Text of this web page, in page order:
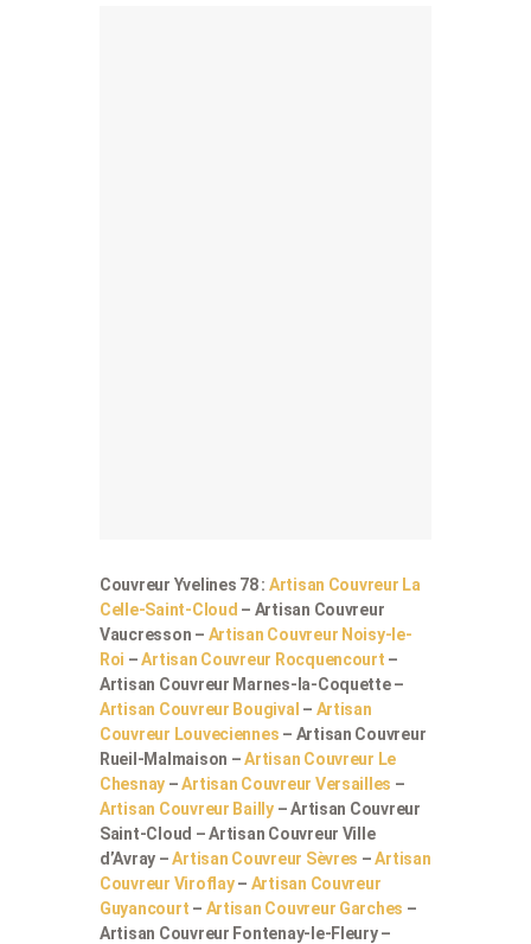
Couvreur Yvelines 78 : Artisan Couvreur La
Celle-Saint-Cloud – Artisan Couvreur
Vaucresson – Artisan Couvreur Noisy-le-
Roi –Artisan Couvreur Rocquencourt –
Artisan Couvreur Marnes-la-Coquette –
Artisan Couvreur Bougival – Artisan
Couvreur Louveciennes – Artisan Couvreur
Rueil-Malmaison –Artisan Couvreur Le
Chesnay –Artisan Couvreur Versailles –
Artisan Couvreur Bailly– Artisan Couvreur
Saint-Cloud – Artisan Couvreur Ville
d’Avray –Artisan Couvreur Sèvres –Artisan
Couvreur Viroflay– Artisan Couvreur
Guyancourt – Artisan Couvreur Garches –
Artisan Couvreur Fontenay-le-Fleury –